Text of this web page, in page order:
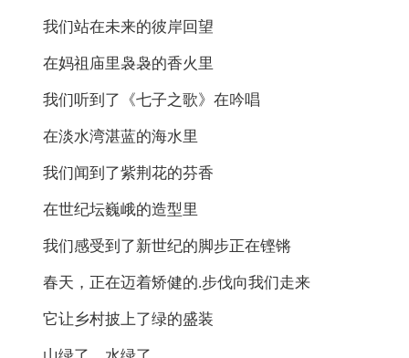
我们站在未来的彼岸回望
在妈祖庙里袅袅的香火里
我们听到了《七子之歌》在吟唱
在淡水湾湛蓝的海水里
我们闻到了紫荆花的芬香
在世纪坛巍峨的造型里
我们感受到了新世纪的脚步正在铿锵
春天，正在迈着矫健的.步伐向我们走来
它让乡村披上了绿的盛装